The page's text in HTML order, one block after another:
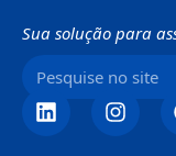
Sua solução para